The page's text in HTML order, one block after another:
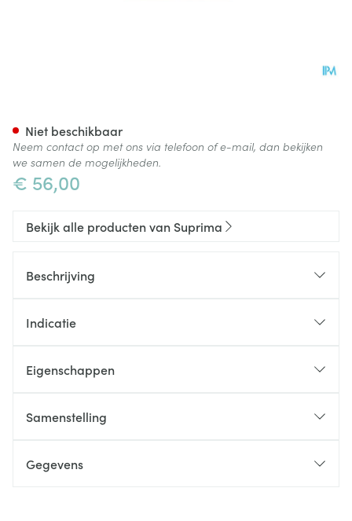
€ 56,00
Niet beschikbaar
Neem contact op met ons via telefoon of e-mail, dan bekijken
we samen de mogelijkheden.
Bekijk alle producten van Suprima
Beschrijving
Indicatie
Eigenschappen
Samenstelling
Gegevens